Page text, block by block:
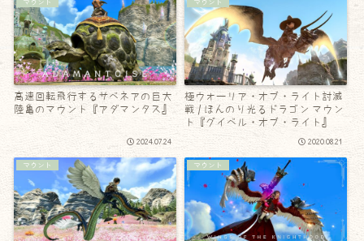
マウント
高速回転飛行するサベネアの巨大
陸亀のマウント『アダマンタス』
2024.07.24
マウント
極ウォーリア・オブ・ライト討滅
戦 / ほんのり光るドラゴン マウン
ト『グイベル・オブ・ライト』
2020.08.21
マウント マウント